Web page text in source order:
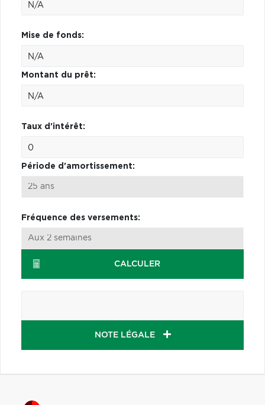
Mise de fonds:
Montant du prêt:
Taux d'intérêt:
Période d'amortissement:
Fréquence des versements:
CALCULER
NOTE LÉGALE